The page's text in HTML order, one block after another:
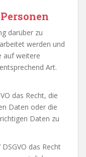
darüber zu
werden und
auf weitere
Art.
das Recht, die
Daten oder die
Daten zu
das Recht